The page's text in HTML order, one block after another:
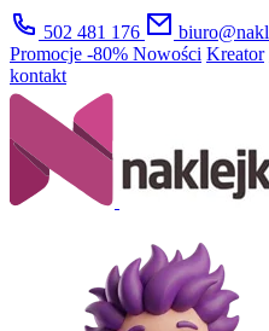
502 481 176
Promocje -80% Nowości Kreator
kontakt